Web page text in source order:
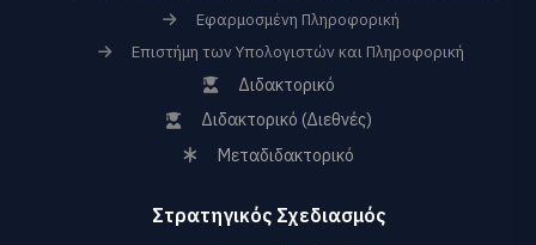
Εφαρμοσμένη Πληροφορική
Επιστήμη των Υπολογιστών και Πληροφορική
Διδακτορικό
Διδακτορικό (Διεθνές)
Μεταδιδακτορικό
Στρατηγικός Σχεδιασμός